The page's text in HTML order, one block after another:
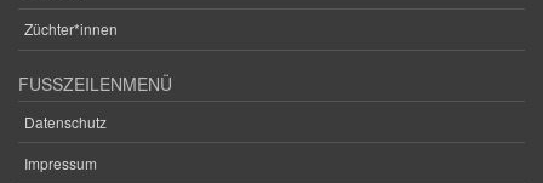
Züchter*innen
FUSSZEILENMENÜ
Datenschutz
Impressum